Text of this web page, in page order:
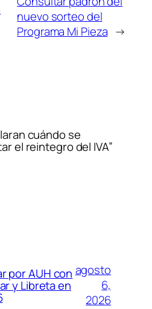
nuevo sorteo del
Programa Mi Pieza →
cuándo se
el reintegro del IVA”
por AUH con
y Libreta en
agosto
6,
2026